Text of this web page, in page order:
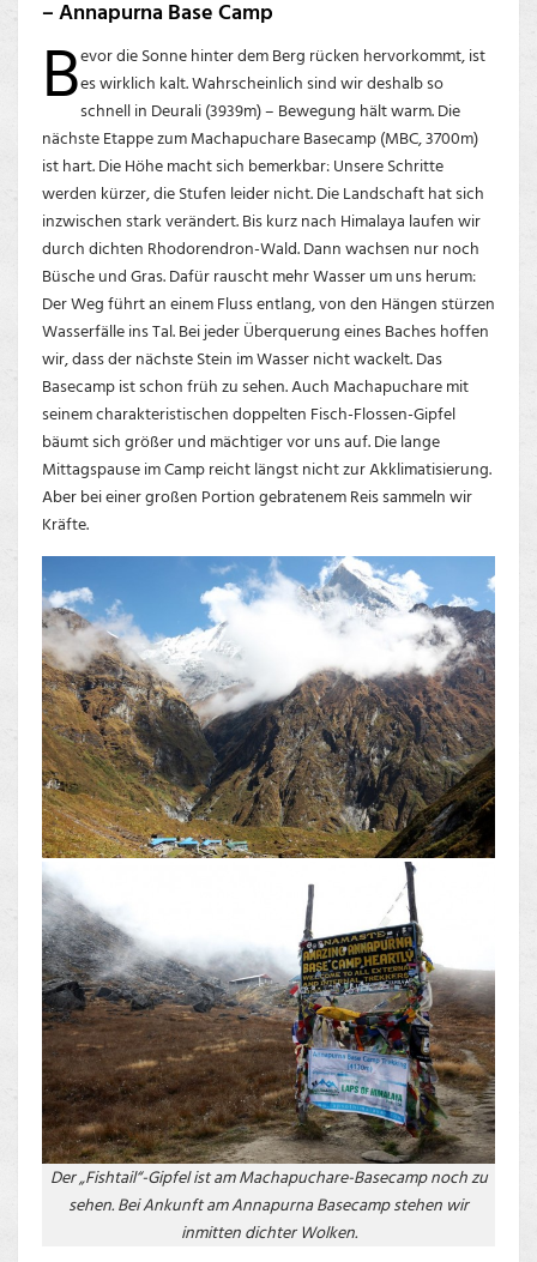
– Annapurna Base Camp
Bevor die Sonne hinter dem Berg rücken hervorkommt, ist
es wirklich kalt. Wahrscheinlich sind wir deshalb so
schnell in Deurali (3939m) – Bewegung hält warm. Die
nächste Etappe zum Machapuchare Basecamp (MBC, 3700m)
ist hart. Die Höhe macht sich bemerkbar: Unsere Schritte
werden kürzer, die Stufen leider nicht. Die Landschaft hat sich
inzwischen stark verändert. Bis kurz nach Himalaya laufen wir
durch dichten Rhodorendron-Wald. Dann wachsen nur noch
Büsche und Gras. Dafür rauscht mehr Wasser um uns herum:
Der Weg führt an einem Fluss entlang, von den Hängen stürzen
Wasserfälle ins Tal. Bei jeder Überquerung eines Baches hoffen
wir, dass der nächste Stein im Wasser nicht wackelt. Das
Basecamp ist schon früh zu sehen. Auch Machapuchare mit
seinem charakteristischen doppelten Fisch-Flossen-Gipfel
bäumt sich größer und mächtiger vor uns auf. Die lange
Mittagspause im Camp reicht längst nicht zur Akklimatisierung.
Aber bei einer großen Portion gebratenem Reis sammeln wir
Kräfte.
Der „Fishtail“-Gipfel ist am Machapuchare-Basecamp noch zu
sehen. Bei Ankunft am Annapurna Basecamp stehen wir
inmitten dichter Wolken.